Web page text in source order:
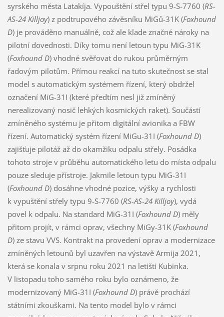
syrského města Latakíja. Vypouštění střel typu 9-S-7760 (RS-
AS-24 Killjoy) z podtrupového závěsníku MiGů-31K (Foxhound
D) je prováděno manuálně, což ale klade značné nároky na
pilotní dovednosti. Díky tomu není letoun typu MiG-31K
(Foxhound D) vhodné svěřovat do rukou průměrným
řadovým pilotům. Přímou reakcí na tuto skutečnost se stal
model s automatickým systémem řízení, který obdržel
označení MiG-31I (které předtím nesl již zmíněný
nerealizovaný nosič lehkých kosmických raket). Součástí
zmíněného systému je přitom digitální avionika a FBW
řízení. Automatický systém řízení MiGu-31I (Foxhound D)
zajišťuje pilotáž až do okamžiku odpalu střely. Posádka
tohoto stroje v průběhu automatického letu do místa odpalu
pouze sleduje přístroje. Jakmile letoun typu MiG-31I
(Foxhound D) dosáhne vhodné pozice, výšky a rychlosti
k vypuštění střely typu 9-S-7760 (RS-AS-24 Killjoy), vydá
povel k odpalu. Na standard MiG-31I (Foxhound D) měly
přitom projít, v rámci oprav, všechny MiGy-31K (Foxhound
D) ze stavu VVS. Kontrakt na provedení oprav a modernizace
zmíněných letounů byl uzavřen na výstavě Armija 2021,
která se konala v srpnu roku 2021 na letišti Kubinka.
V listopadu toho samého roku bylo oznámeno, že
modernizovaný MiG-31I (Foxhound D) právě prochází
státními zkouškami. Na tento model bylo v rámci